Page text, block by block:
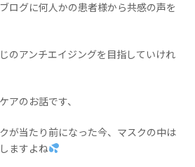
ログに何人かの患者様から共感の声を
のアンチエイジングを目指していけれ
アのお話です、
が当たり前になった今、マスクの中は
ますよね